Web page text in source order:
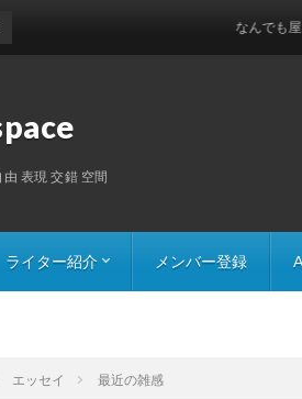
表現 交錯 空間
ライター紹介 メンバー登録
なんでも屋 アプ
エッセイ 最近の雑感